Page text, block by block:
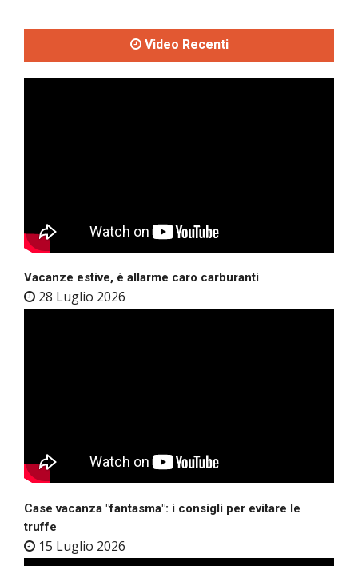
Video Recenti
Vacanze estive, è allarme caro carburanti
28 Luglio 2026
Case vacanza "fantasma": i consigli per evitare le
truffe
15 Luglio 2026